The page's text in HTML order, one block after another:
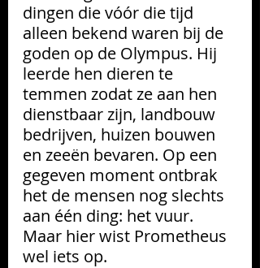
dingen die vóór die tijd
alleen bekend waren bij de
goden op de Olympus. Hij
leerde hen dieren te
temmen zodat ze aan hen
dienstbaar zijn, landbouw
bedrijven, huizen bouwen
en zeeën bevaren. Op een
gegeven moment ontbrak
het de mensen nog slechts
aan één ding: het vuur.
Maar hier wist Prometheus
wel iets op.